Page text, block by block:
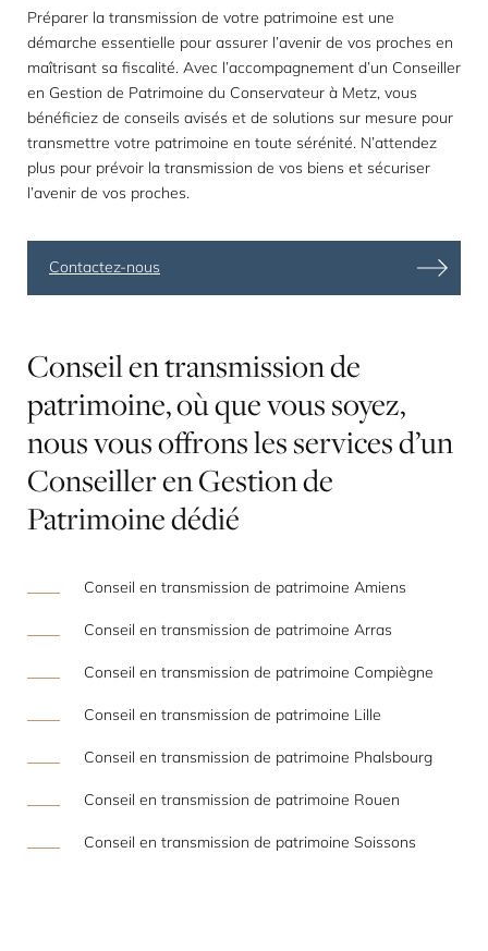
Préparer la transmission de votre patrimoine est une
démarche essentielle pour assurer l’avenir de vos proches en
maîtrisant sa fiscalité. Avec l’accompagnement d’un Conseiller
en Gestion de Patrimoine du Conservateur à Metz, vous
bénéficiez de conseils avisés et de solutions sur mesure pour
transmettre votre patrimoine en toute sérénité. N’attendez
plus pour prévoir la transmission de vos biens et sécuriser
l’avenir de vos proches.
Contactez-nous
Conseilentransmissionde
patrimoine,oùquevoussoyez,
nousvousoffronslesservicesd’un
ConseillerenGestionde
Patrimoinedédié
Conseil en transmission de patrimoine Amiens
Conseil en transmission de patrimoine Arras
Conseil en transmission de patrimoine Compiègne
Conseil en transmission de patrimoine Lille
Conseil en transmission de patrimoine Phalsbourg
Conseil en transmission de patrimoine Rouen
Conseil en transmission de patrimoine Soissons